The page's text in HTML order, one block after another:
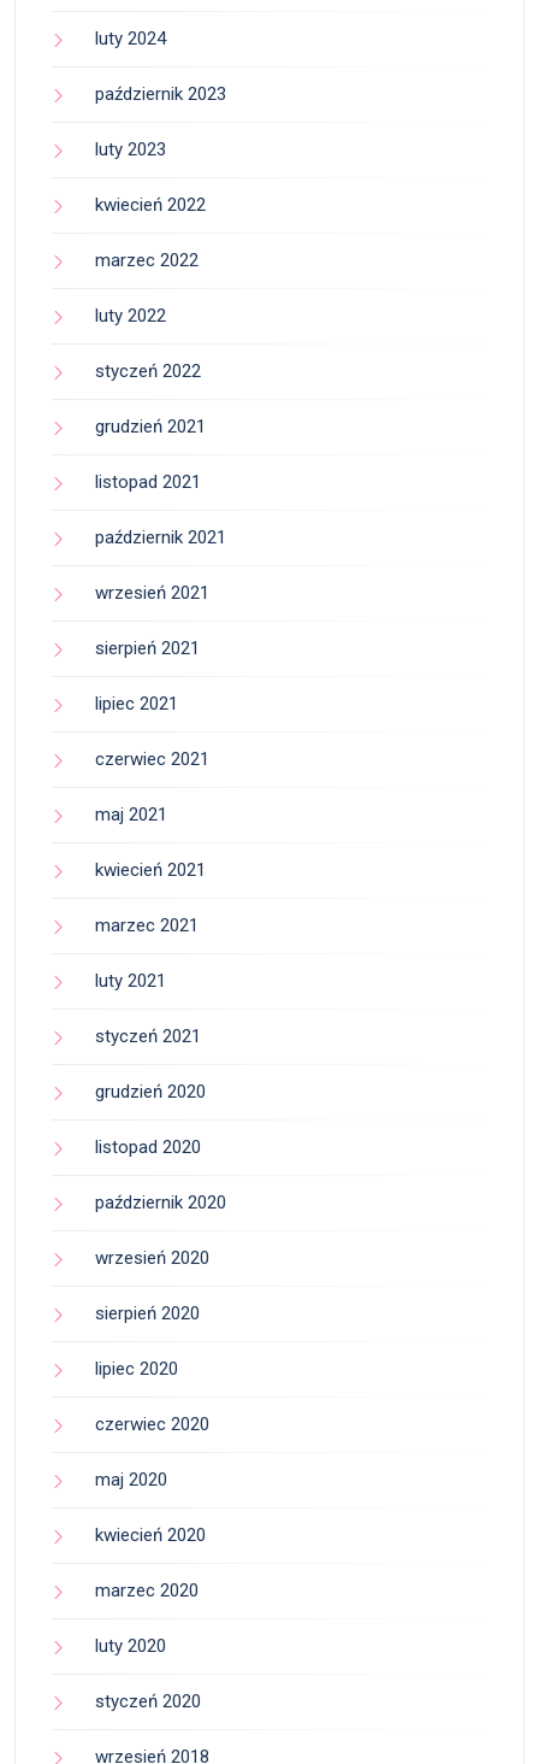
luty 2024
październik 2023
luty 2023
kwiecień 2022
marzec 2022
luty 2022
styczeń 2022
grudzień 2021
listopad 2021
październik 2021
wrzesień 2021
sierpień 2021
lipiec 2021
czerwiec 2021
maj 2021
kwiecień 2021
marzec 2021
luty 2021
styczeń 2021
grudzień 2020
listopad 2020
październik 2020
wrzesień 2020
sierpień 2020
lipiec 2020
czerwiec 2020
maj 2020
kwiecień 2020
marzec 2020
luty 2020
styczeń 2020
wrzesień 2018